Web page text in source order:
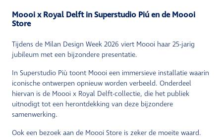
Moooi x Royal Delft in Superstudio Piú en de Moooi
Store
Tijdens de Milan Design Week 2026 viert Moooi haar 25-jarig
jubileum met een bijzondere presentatie.
In Superstudio Più toont Moooi een immersieve installatie waarin
iconische ontwerpen opnieuw worden verbeeld. Onderdeel
hiervan is de Moooi x Royal Delft-collectie, die het publiek
uitnodigt tot een herontdekking van deze bijzondere
samenwerking.
Ook een bezoek aan de Moooi Store is zeker de moeite waard.